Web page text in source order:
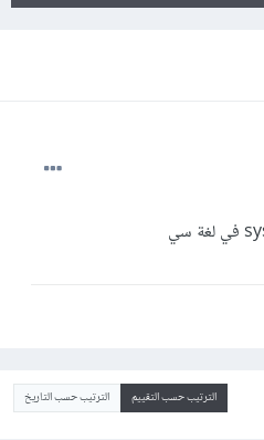
الترتيب حسب التقييم الترتيب حسب التاريخ